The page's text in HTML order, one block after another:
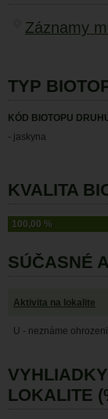
Záznamy
TYP
KÓD BIOTOPU
- jaskyna
KVALITA
100,00 %
SÚČASNÉ
Aktivita na lokalite
U - neznáme
LOKALITE